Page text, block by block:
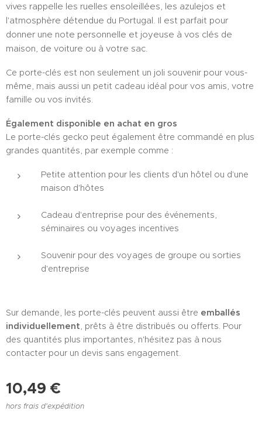
vives rappelle les ruelles ensoleillées, les azulejos et
l'atmosphère détendue du Portugal. Il est parfait pour
donner une note personnelle et joyeuse à vos clés de
maison, de voiture ou à votre sac.
Ce porte-clés est non seulement un joli souvenir pour vous-
même, mais aussi un petit cadeau idéal pour vos amis, votre
famille ou vos invités.
Également disponible en achat en gros
Le porte-clés gecko peut également être commandé en plus
grandes quantités, par exemple comme :
Petite attention pour les clients d'un hôtel ou d'une
maison d'hôtes
Cadeau d'entreprise pour des événements,
séminaires ou voyages incentives
Souvenir pour des voyages de groupe ou sorties
d'entreprise
Sur demande, les porte-clés peuvent aussi être emballés
individuellement, prêts à être distribués ou offerts. Pour
des quantités plus importantes, n'hésitez pas à nous
contacter pour un devis sans engagement.
10,49 €
hors frais d'expédition